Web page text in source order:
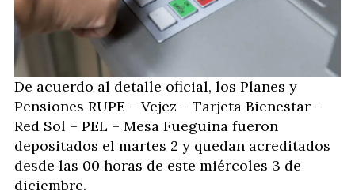
De acuerdo al detalle oficial, los Planes y
Pensiones RUPE – Vejez – Tarjeta Bienestar –
Red Sol – PEL – Mesa Fueguina fueron
depositados el martes 2 y quedan acreditados
desde las 00 horas de este miércoles 3 de
diciembre.